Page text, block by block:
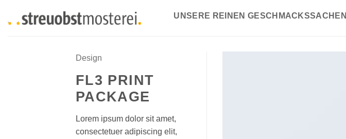
UNSERE REINEN GESCHMACKSSACHEN
Design
FL3 PRINT
PACKAGE
Lorem ipsum dolor sit amet,
consectetuer adipiscing elit,